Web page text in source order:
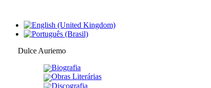
Dulce Auriemo
Biografia
Obras Literárias
Discografia